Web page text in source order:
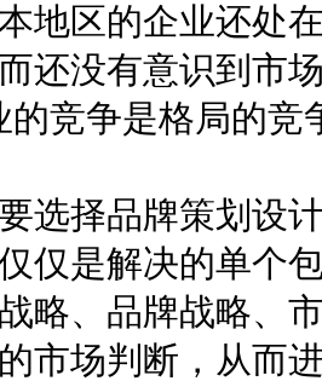
地区的企业还处
还没有意识到市
的竞争是格局的竞
选择品牌策划设
仅是解决的单个
略、品牌战略、
市场判断，从而